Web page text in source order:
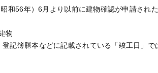
和56年）6月より以前に建物確認が申請され
物
記簿謄本などに記載されている「竣工日」